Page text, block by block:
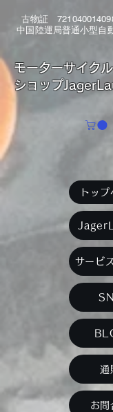
古物証
中国陸運局普通小型自
モーターサイク
ショップ
トッ
サービ
通
お問